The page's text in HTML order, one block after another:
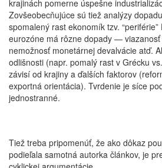
krajinách pomerne úspešne
Zovšeobecňujúce sú tiež analýzy
spomalený rast ekonomík tzv.
eurozóne má rôzne dopady — viazanosť
nemožnosť monetárnej devalvácie atď.
odlišnosti (napr. pomalý rast v Grécku
závisí od krajiny a ďalších faktorov
exportná orientácia). Tvrdenie je síce
jednostranné.
Tiež treba pripomenúť, že ako dôkaz
podieľala samotná autorka článkov, je